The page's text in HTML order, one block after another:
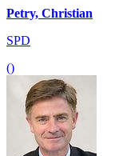
Petry, Christian
SPD
()